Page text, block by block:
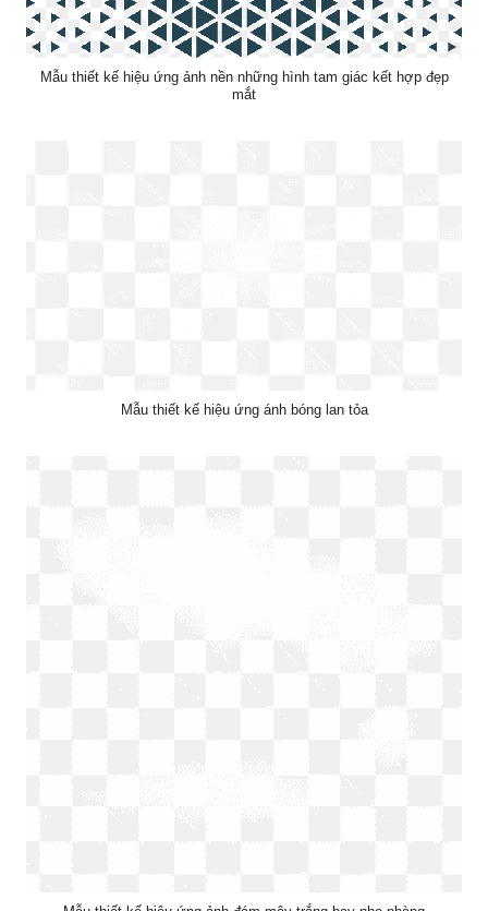
Mẫu thiết kế hiệu ứng ảnh nền những hình tam giác kết hợp đẹp
mắt
Mẫu thiết kế hiệu ứng ánh bóng lan tỏa
Mẫu thiết kế hiệu ứng ảnh đám mây trắng bay nhẹ nhàng